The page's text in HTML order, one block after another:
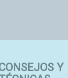
Caliper, SHAPERS